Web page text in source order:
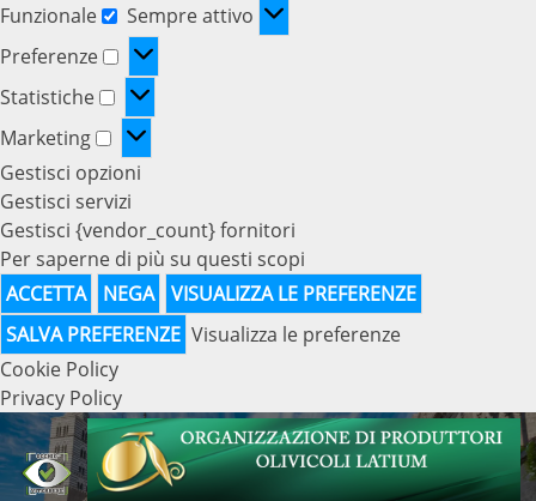
Funzionale
Funzionale
Sempre attivo
Preferenze
Preferenze
Statistiche
Statistiche
Marketing
Marketing
Gestisci opzioni
Gestisci servizi
Gestisci {vendor_count} fornitori
Per saperne di più su questi scopi
ACCETTA
NEGA
VISUALIZZA LE PREFERENZE
SALVA PREFERENZE Visualizza le preferenze
Cookie Policy
Privacy Policy
Skip
to
content